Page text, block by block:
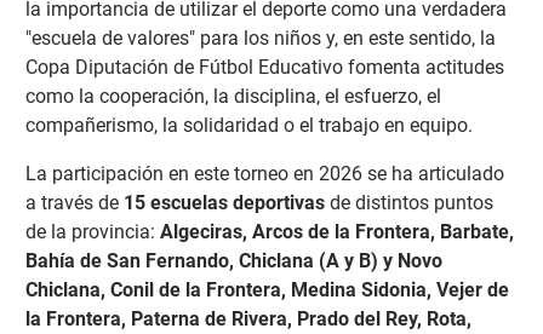
la importancia de utilizar el deporte como una verdadera
"escuela de valores" para los niños y, en este sentido, la
Copa Diputación de Fútbol Educativo fomenta actitudes
como la cooperación, la disciplina, el esfuerzo, el
compañerismo, la solidaridad o el trabajo en equipo.
La participación en este torneo en 2026 se ha articulado
a través de 15 escuelas deportivasde distintos puntos
de la provincia: Algeciras, Arcos de la Frontera, Barbate,
Bahía de San Fernando, Chiclana (A y B) y Novo
Chiclana, Conil de la Frontera, Medina Sidonia, Vejer de
la Frontera, Paterna de Rivera, Prado del Rey, Rota,